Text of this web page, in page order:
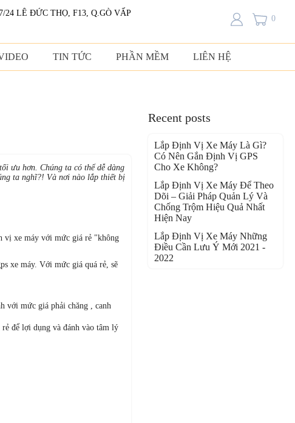
24 LÊ ĐỨC THỌ, F13, Q.GÒ VẤP
0
TIN TỨC PHẦN MỀM LIÊN HỆ
ưu hơn. Chúng ta có thể dễ dàng
ta nghĩ?! Và nơi nào lắp thiết bị
vị xe máy với mức giá rẻ "không
xe máy. Với mức giá quá rẻ, sẽ
với mức giá phải chăng , canh
để lợi dụng và đánh vào tâm lý
Recent posts
Lắp Định Vị Xe Máy Là Gì?
Có Nên Gắn Định Vị GPS
Cho Xe Không?
Lắp Định Vị Xe Máy Để Theo
Dõi – Giải Pháp Quản Lý Và
Chống Trộm Hiệu Quả Nhất
Hiện Nay
Lắp Định Vị Xe Máy Những
Điều Cần Lưu Ý Mới 2021 -
2022